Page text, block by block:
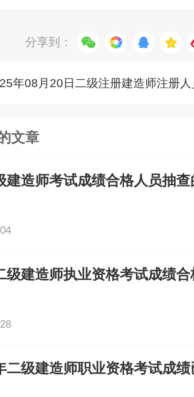
分享到：
年08月20日二级注册建造师注册人
文章
建造师考试成绩合格人员抽查
级建造师执业资格考试成绩合
二级建造师职业资格考试成绩